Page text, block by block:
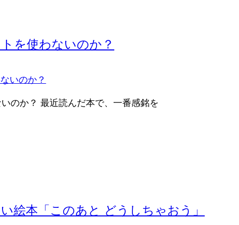
を使わないのか？
のか？ 最近読んだ本で、一番感銘を
絵本「このあと どうしちゃおう」